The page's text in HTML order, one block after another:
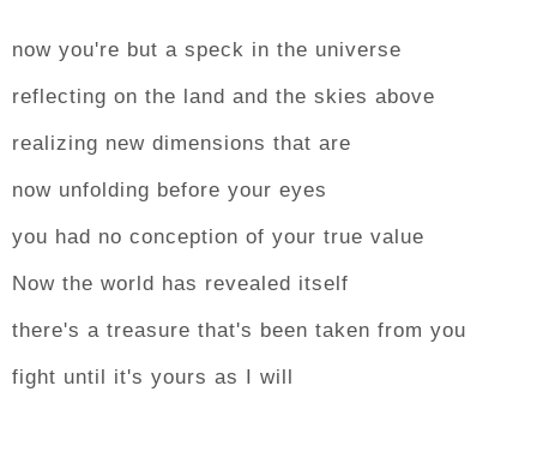
now you're but a speck in the universe
reflecting on the land and the skies above
realizing new dimensions that are
now unfolding before your eyes
you had no conception of your true value
Now the world has revealed itself
there's a treasure that's been taken from you
fight until it's yours as I will